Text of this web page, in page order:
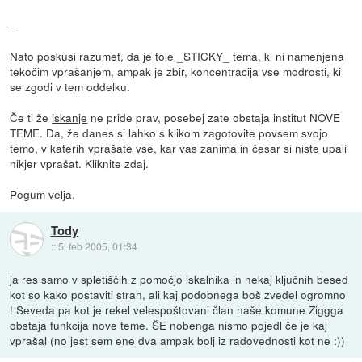
--
Nato poskusi razumet, da je tole _STICKY_ tema, ki ni namenjena
tekočim vprašanjem, ampak je zbir, koncentracija vse modrosti, ki
se zgodi v tem oddelku.
Če ti žeiskanje ne pride prav, posebej zate obstaja institut NOVE
TEME. Da, že danes si lahko s klikom zagotovite povsem svojo
temo, v katerih vprašate vse, kar vas zanima in česar si niste upali
nikjer vprašat. Kliknite zdaj.
Pogum velja.
Tody
:: 5. feb 2005, 01:34
ja res samo v spletiščih z pomočjo iskalnika in nekaj ključnih besed
kot so kako postaviti stran, ali kaj podobnega boš zvedel ogromno
! Seveda pa kot je rekel velespoštovani član naše komune Ziggga
obstaja funkcija nove teme. ŠE nobenga nismo pojedl če je kaj
vprašal (no jest sem ene dva ampak bolj iz radovednosti kot ne :))